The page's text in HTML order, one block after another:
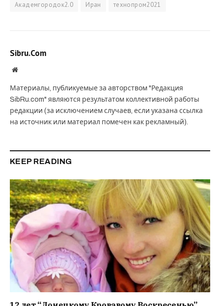
Академгородок2.0 Иран технопром2021
Sibru.Com
Website
Материалы, публикуемые за авторством "Редакция
SibRu.com" являются результатом коллективной работы
редакции (за исключением случаев, если указана ссылка
на источник или материал помечен как рекламный).
KEEP READING